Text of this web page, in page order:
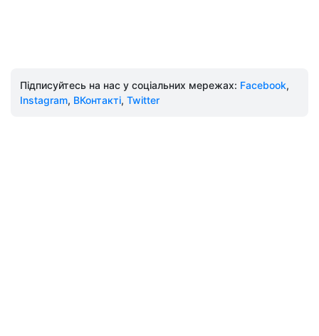
Підписуйтесь на нас у соціальних мережах: Facebook,
Instagram, ВКонтакті, Twitter